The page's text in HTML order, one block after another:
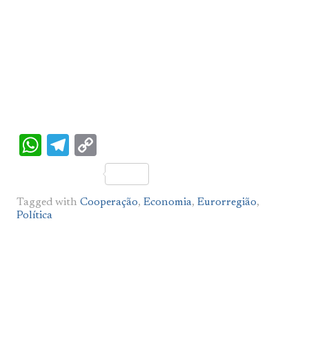
WhatsApp
Telegram
Link
Tagged with Cooperação, Economia, Eurorregião,
Política